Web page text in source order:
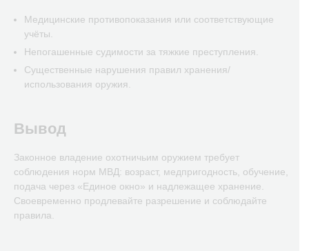
Медицинские противопоказания или соответствующие
учёты.
Непогашенные судимости за тяжкие преступления.
Существенные нарушения правил хранения/
использования оружия.
Вывод
Законное владение охотничьим оружием требует
соблюдения норм МВД: возраст, медпригодность, обучение,
подача через «Единое окно» и надлежащее хранение.
Своевременно продлевайте разрешение и соблюдайте
правила.